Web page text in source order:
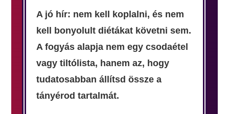
A jó hír: nem kell koplalni, és nem
kell bonyolult diétákat követni sem.
A fogyás alapja nem egy csodaétel
vagy tiltólista, hanem az, hogy
tudatosabban állítsd össze a
tányérod tartalmát.